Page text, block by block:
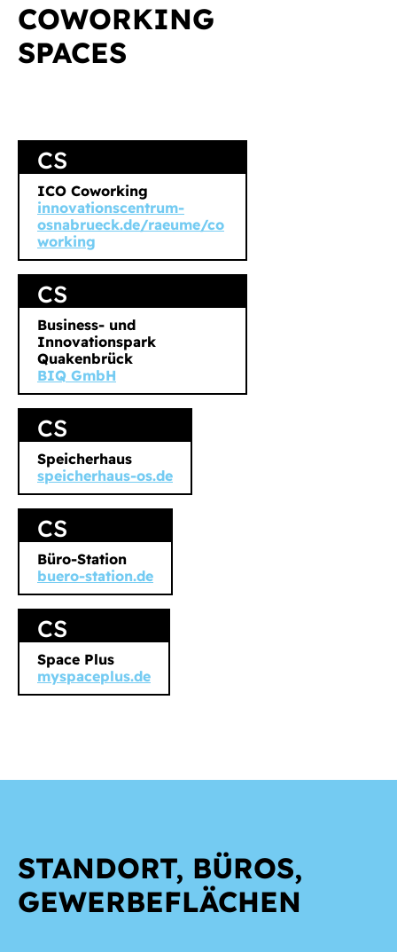
COWORKING
SPACES
CS
ICO Coworking
innovationscentrum-
osnabrueck.de/raeume/co
working
CS
Business- und
Innovationspark
Quakenbrück
BIQ GmbH
CS
Speicherhaus
speicherhaus-os.de
CS
Büro-Station
buero-station.de
CS
Space Plus
myspaceplus.de
STANDORT, BÜROS,
GEWERBEFLÄCHEN